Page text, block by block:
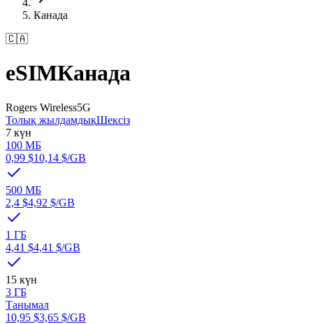
Канада
🇨🇦
eSIMКанада
Rogers Wireless5G
Толық жылдамдықШексіз
7 күн
100 MБ
0,99 $10,14 $/GB
500 MБ
2,4 $4,92 $/GB
1 ГБ
4,41 $4,41 $/GB
15 күн
3 ГБ
Танымал
10,95 $3,65 $/GB